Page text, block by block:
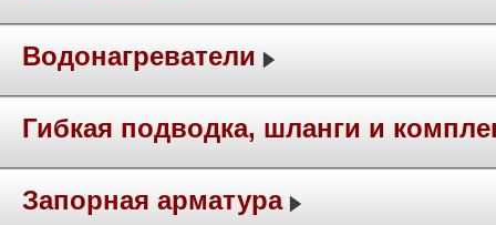
Водонагреватели
Гибкая подводка, шланги и
Запорная арматура